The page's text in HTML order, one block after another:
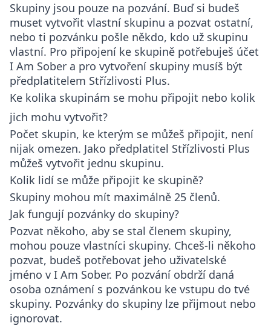
Skupiny jsou pouze na pozvání. Buď si budeš
muset vytvořit vlastní skupinu a pozvat ostatní,
nebo ti pozvánku pošle někdo, kdo už skupinu
vlastní. Pro připojení ke skupině potřebuješ účet
I Am Sober a pro vytvoření skupiny musíš být
předplatitelem Střízlivosti Plus.
Ke kolika skupinám se mohu připojit nebo kolik
jich mohu vytvořit?
Počet skupin, ke kterým se můžeš připojit, není
nijak omezen. Jako předplatitel Střízlivosti Plus
můžeš vytvořit jednu skupinu.
Kolik lidí se může připojit ke skupině?
Skupiny mohou mít maximálně 25 členů.
Jak fungují pozvánky do skupiny?
Pozvat někoho, aby se stal členem skupiny,
mohou pouze vlastníci skupiny. Chceš-li někoho
pozvat, budeš potřebovat jeho uživatelské
jméno v I Am Sober. Po pozvání obdrží daná
osoba oznámení s pozvánkou ke vstupu do tvé
skupiny. Pozvánky do skupiny lze přijmout nebo
ignorovat.